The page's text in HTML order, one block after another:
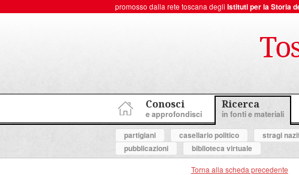
promosso dalla rete toscana degli Istituti per la Storia
Conosci
e approfondisci
Ricerca
in fonti e materiali
partigiani
casellario politico stragi
pubblicazioni
biblioteca virtuale
Torna alla scheda precedente